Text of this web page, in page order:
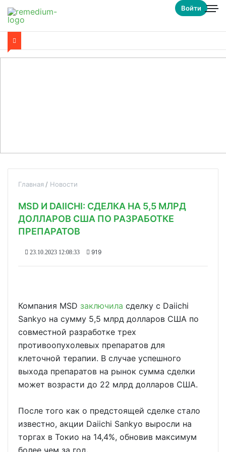
Войти
Главная Новости
MSD И DAIICHI: СДЕЛКА НА 5,5 МЛРД
ДОЛЛАРОВ США ПО РАЗРАБОТКЕ
ПРЕПАРАТОВ
23.10.2023 12:08:33 919
Компания MSD заключила сделку с Daiichi
Sankyo на сумму 5,5 млрд долларов США по
совместной разработке трех
противоопухолевых препаратов для
клеточной терапии. В случае успешного
выхода препаратов на рынок сумма сделки
может возрасти до 22 млрд долларов США.
После того как о предстоящей сделке стало
известно, акции Daiichi Sankyo выросли на
торгах в Токио на 14,4%, обновив максимум
более чем за год.